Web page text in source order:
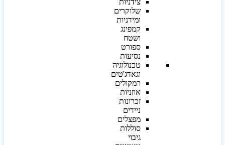
צידניות
שלוקרים
ומידניות
קמפינג
ושטח
ספורט
נסיעות
טכנולוגיה
וגאדג'טים
רמקולים
אוזניות
זכרונות
ניידים
מפצלים
סוללות
גיבוי